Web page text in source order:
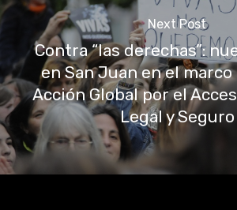
Next Post
Contra “las derechas”:
en San Juan en el marco
Acción Global por el
Legal y Seguro